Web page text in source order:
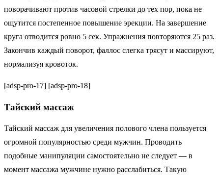
поворачивают против часовой стрелки до тех пор, пока не
ощутится постепенное повышение эрекции. На завершение
круга отводится ровно 5 сек. Упражнения повторяются 25 раз.
Закончив каждый поворот, фаллос слегка трясут и массируют,
нормализуя кровоток.
[adsp-pro-17] [adsp-pro-18]
Тайский массаж
Тайский массаж для увеличения полового члена пользуется
огромной популярностью среди мужчин. Проводить
подобные манипуляции самостоятельно не следует — в
момент массажа мужчине нужно расслабиться. Такую